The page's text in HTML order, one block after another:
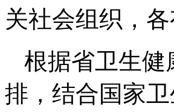
关社会组织，
根据省卫生健
排，结合国家